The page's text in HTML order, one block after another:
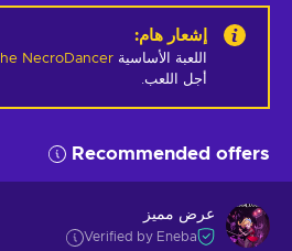
إشعار هام:
اللعبة الأساسية NecroDancer
أجل اللعب.
Recommended offers
عرض مميز
Verified by Eneba